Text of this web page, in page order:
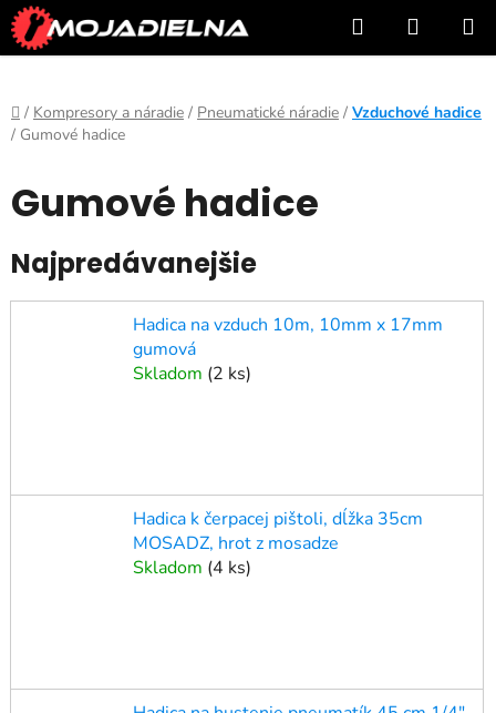
Prejsť
na
obsah
Hľadať
KOŠÍK
Domov
/ Kompresory a náradie / Pneumatické náradie / Vzduchové hadice
/ Gumové hadice
Gumové hadice
Najpredávanejšie
Hadica na vzduch 10m, 10mm x 17mm
gumová
Skladom (2 ks)
Hadica k čerpacej pištoli, dĺžka 35cm
MOSADZ, hrot z mosadze
Skladom (4 ks)